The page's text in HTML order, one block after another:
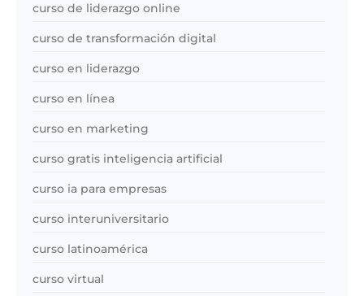
curso de liderazgo online
curso de transformación digital
curso en liderazgo
curso en línea
curso en marketing
curso gratis inteligencia artificial
curso ia para empresas
curso interuniversitario
curso latinoamérica
curso virtual